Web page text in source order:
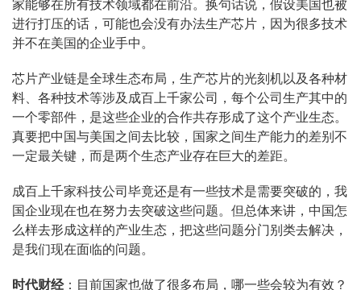
家能够在所有技术领域都在前沿。换句话说，假设美国也被
进行打压的话，可能也会没有办法生产芯片，因为很多技术
并不在美国的企业手中。
芯片产业链是全球生态布局，生产芯片的光刻机以及各种材
料、各种技术等涉及成百上千家公司，每个公司生产其中的
一个零部件，是这些企业的合作共存形成了这个产业生态。
真要把中国与美国之间去比较，国家之间生产能力的差别不
一定最关键，而是两个生态产业存在巨大的差距。
成百上千家科技公司毕竟还是有一些技术是需要突破的，我
国企业现在也在努力去突破这些问题。但总体来讲，中国怎
么样去形成这样的产业生态，把这些问题分门别类去解决，
是我们现在面临的问题。
时代财经：目前国家也做了很多布局，哪一些会较为有效？